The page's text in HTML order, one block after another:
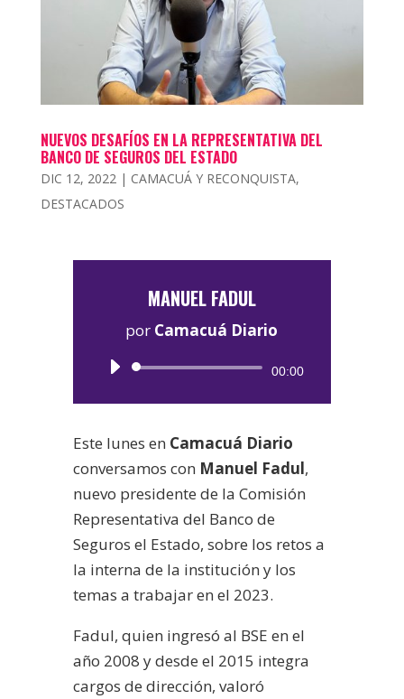
NUEVOS DESAFÍOS EN LA REPRESENTATIVA DEL
BANCO DE SEGUROS DEL ESTADO
DIC 12, 2022| CAMACUÁ Y RECONQUISTA,
DESTACADOS
MANUEL FADUL
por Camacuá Diario
Reproductor
00:00
Este lunes en Camacuá Diario
conversamos con Manuel Fadul,
nuevo presidente de la Comisión
Representativa del Banco de
Seguros el Estado, sobre los retos a
la interna de la institución y los
temas a trabajar en el 2023.
Fadul, quien ingresó al BSE en el
año 2008 y desde el 2015 integra
cargos de dirección, valoró